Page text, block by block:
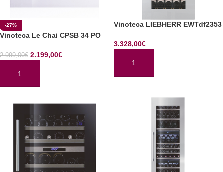
-27%
Vinoteca Le Chai CPSB 34 PO
2.999,00€ 2.199,00€
AÑADIR AL CARRITO
Vinoteca LIEBHERR EWTdf2353
3.328,00€
AÑADIR AL CARRITO